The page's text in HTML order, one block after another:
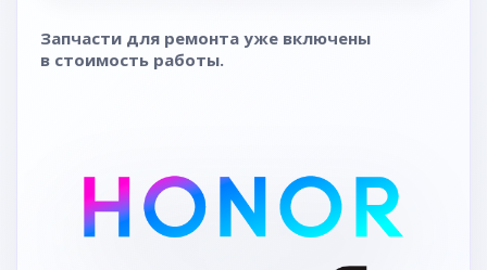
Запчасти для ремонта уже включены
в стоимость работы.